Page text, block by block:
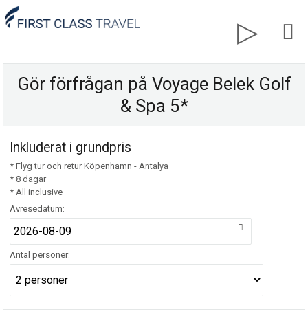
Gör förfrågan på Voyage Belek Golf
& Spa 5*
Inkluderat i grundpris
* Flyg tur och retur Köpenhamn - Antalya
* 8 dagar
* All inclusive
Avresedatum:
Antal personer: